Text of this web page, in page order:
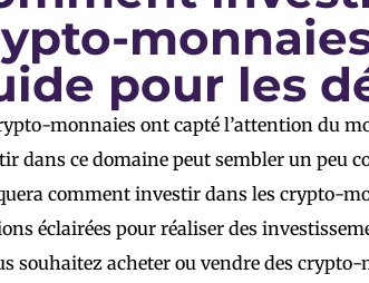
pour les
monnaies ont capté l’attention du
dans ce domaine peut sembler un peu
comment investir dans les crypto-
éclairées pour réaliser des
souhaitez acheter ou vendre des